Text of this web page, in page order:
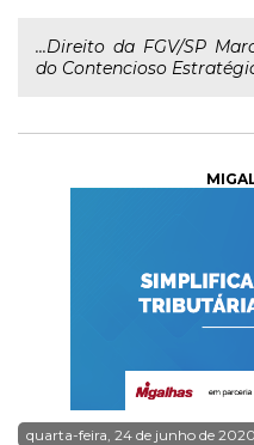
...Direito da FGV/SP
do Contencioso
quarta-feira, 24 de junho de 2020